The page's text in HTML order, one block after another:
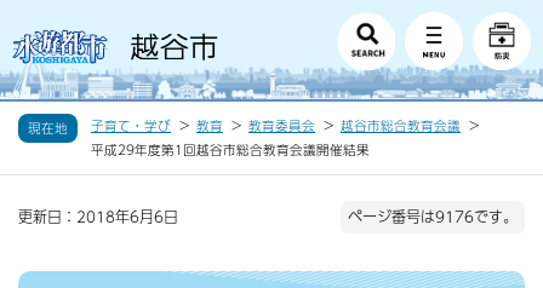
現在地 子育て・学び 教育 教育委員会
越谷市総合教育会議
平成29年度第1回越谷市総合教育会議開催結果
更新日：2018年6月6日 ページ番号は9176です。